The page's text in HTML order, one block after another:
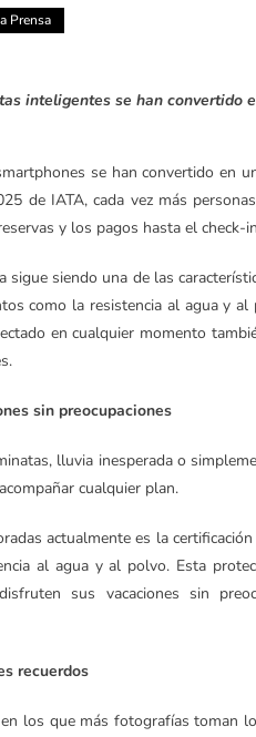
Prensa
inteligentes se han convertido
se han convertido en
de IATA, cada vez más
y los pagos hasta el check-
siendo una de las
como la resistencia al agua y
en cualquier momento
sin preocupaciones
lluvia inesperada o
cualquier plan.
actualmente es la certificación
al agua y al polvo. Esta
sus vacaciones sin
recuerdos
los que más fotografías toman